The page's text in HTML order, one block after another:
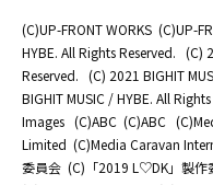
(C)UP-FRONT WORKS (C)UP-
HYBE. All Rights Reserved. (C)
Reserved. (C) 2021 BIGHIT
BIGHIT MUSIC / HYBE. All
Images (C)ABC (C)ABC
Limited (C)Media Caravan
委員会 (C)「2019 L♡DK」製作